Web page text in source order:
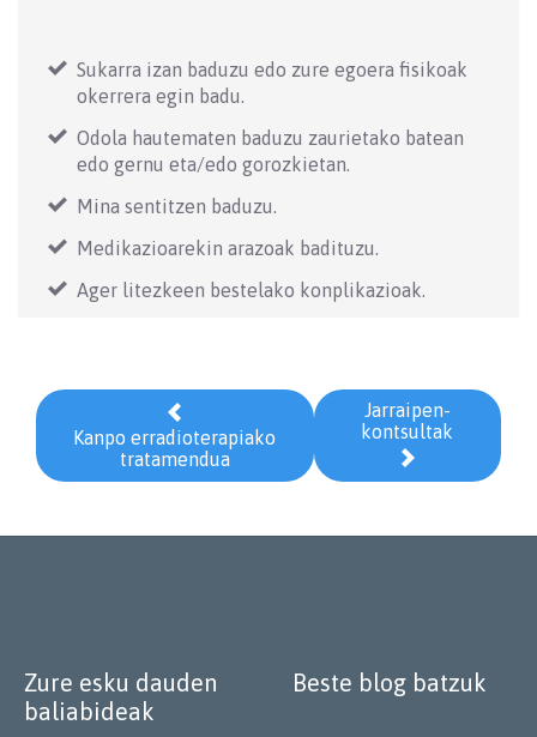
Sukarra izan baduzu edo zure egoera fisikoak
okerrera egin badu.
Odola hautematen baduzu zaurietako batean
edo gernu eta/edo gorozkietan.
Mina sentitzen baduzu.
Medikazioarekin arazoak badituzu.
Ager litezkeen bestelako konplikazioak.

Kanpo erradioterapiako
tratamendua
Jarraipen-
kontsultak

Zure esku dauden
baliabideak
Beste blog batzuk